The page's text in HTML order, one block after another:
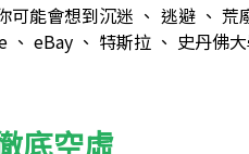
可能會想到沉迷 、 逃避 、
eBay 、 特斯拉 、 史丹佛
底空虛